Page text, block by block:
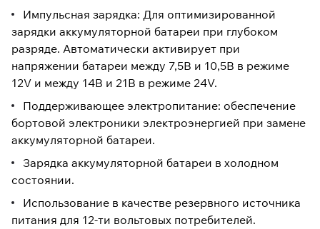
Импульсная зарядка: Для оптимизированной
зарядки аккумуляторной батареи при глубоком
разряде. Автоматически активирует при
напряжении батареи между 7,5В и 10,5В в режиме
12V и между 14В и 21В в режиме 24V.
Поддерживающее электропитание: обеспечение
бортовой электроники электроэнергией при замене
аккумуляторной батареи.
Зарядка аккумуляторной батареи в холодном
состоянии.
Использование в качестве резервного источника
питания для 12-ти вольтовых потребителей.